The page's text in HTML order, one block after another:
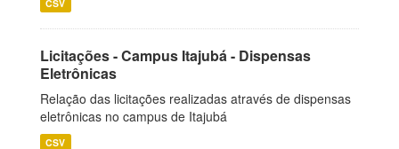
CSV
Licitações - Campus Itajubá - Dispensas
Eletrônicas
Relação das licitações realizadas através de dispensas
eletrônicas no campus de Itajubá
CSV